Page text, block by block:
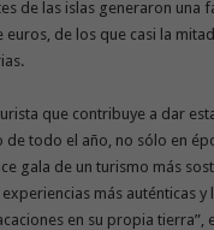
de las islas generaron una
euros, de los que casi la
que contribuye a dar
todo el año, no sólo en
gala de un turismo más
más auténticas y
en su propia tierra”,